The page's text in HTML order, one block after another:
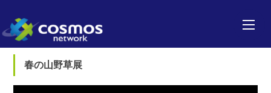
春の山野草展